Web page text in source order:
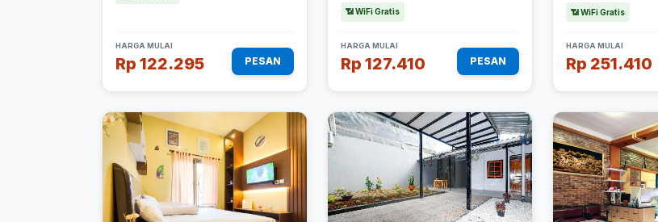
HARGA MULAI
Rp 122.295 PESAN
📶 WiFi Gratis
HARGA MULAI
Rp 127.410 PESAN
📶 WiFi Gratis
HARGA MULAI
Rp 251.410